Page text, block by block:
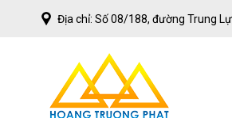
Địa chỉ: Số 08/188, đường Trung